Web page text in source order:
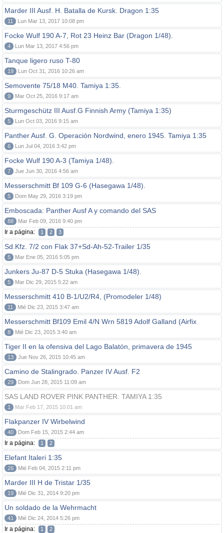
Marder III Ausf. H. Batalla de Kursk. Dragon 1:35
11 Lun Mar 13, 2017 10:08 pm
Focke Wulf 190 A-7, Rot 23 Heinz Bar (Dragon 1/48).
4 Lun Mar 13, 2017 4:56 pm
Tanque ligero ruso T-80
19 Lun Oct 31, 2016 10:26 am
Semovente 75/18 M40. Tamiya 1:35.
9 Mar Oct 25, 2016 9:17 am
Sturmgeschütz III Ausf.G Finnish Army (Tamiya 1:35)
5 Lun Oct 03, 2016 9:15 am
Panther Ausf. G. Operación Nordwind, enero 1945. Tamiya 1:35
6 Lun Jul 04, 2016 3:42 pm
Focke Wulf 190 A-3 (Tamiya 1/48).
7 Jue Jun 30, 2016 4:56 am
Messerschmitt Bf 109 G-6 (Hasegawa 1/48).
5 Dom May 29, 2016 3:19 pm
Emboscada: Panther Ausf A y comando del SAS
88 Mar Feb 09, 2016 9:40 pm
Ir a página: 1 2 3
Sd.Kfz. 7/2 con Flak 37+Sd-Ah-52-Trailer 1/35
5 Mar Ene 05, 2016 5:05 pm
Junkers Ju-87 D-5 Stuka (Hasegawa 1/48).
5 Mar Dic 29, 2015 5:22 am
Messerschmitt 410 B-1/U2/R4, (Promodeler 1/48)
11 Mié Dic 23, 2015 3:47 am
Messerschmitt Bf109 Emil 4/N Wrn 5819 Adolf Galland (Airfix
8 Mié Dic 23, 2015 3:40 am
Tiger II en la ofensiva del Lago Balatón, primavera de 1945
13 Jue Nov 26, 2015 10:45 am
Camino de Stalingrado. Panzer IV Ausf. F2
29 Dom Jun 28, 2015 11:09 am
SAS LAND ROVER PINK PANTHER. TAMIYA 1:35
1 Mar Feb 17, 2015 10:01 am
Flakpanzer IV Wirbelwind
40 Dom Feb 15, 2015 2:44 am
Ir a página: 1 2
Elefant Italeri 1:35
26 Mié Feb 04, 2015 2:11 pm
Marder III H de Tristar 1/35
19 Mié Dic 31, 2014 9:20 pm
Un soldado de la Wehrmacht
41 Mié Dic 24, 2014 5:26 pm
Ir a página: 1 2